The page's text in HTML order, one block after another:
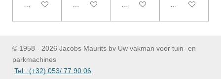
In winkelwagen In winkelwagen In winkelwagen In winkelwagen
© 1958 - 2026 Jacobs Maurits bv Uw vakman voor tuin- en
parkmachines
Tel : (+32) 053/ 77 90 06